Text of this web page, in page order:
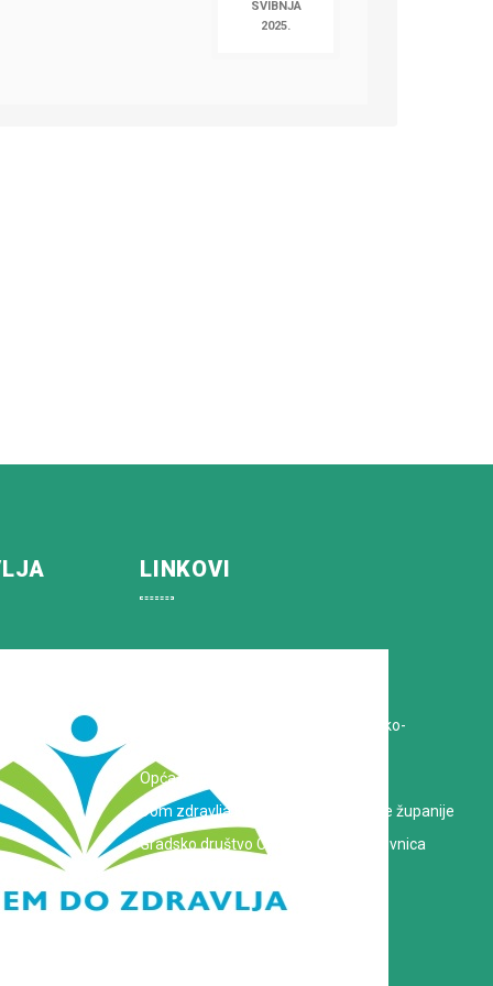
SVIBNJA
2025.
LINKOVI
Zavod za javno zdravstvo Koprivničko-
Opća bolnica dr. Tomislav Bardek
Dom zdravlja Koprivničko-križevačke županije
Gradsko društvo Crvenog križa Koprivnica